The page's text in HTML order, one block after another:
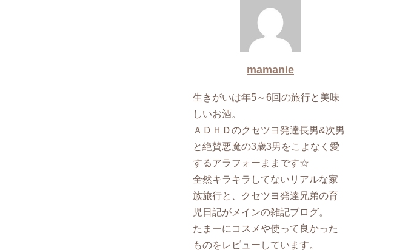
mamanie
生きがいは年5～6回の旅行と美味
しいお酒。
ＡＤＨＤのクセツヨ発達長男&次男
と絶賛悪魔の3歳3男をこよなく愛
するアラフォーままです☆
全然キラキラしてないリアルな家
族旅行と、クセツヨ発達兄弟の育
児日記がメインの雑記ブログ。
たまーにコスメや使って良かった
ものをレビューしています。